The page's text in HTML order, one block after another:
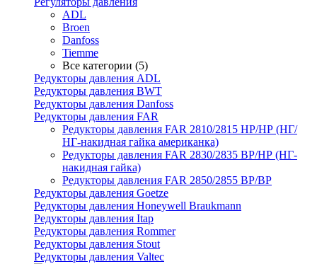
ADL
Broen
Danfoss
Tiemme
Все категории (5)
Редукторы давления ADL
Редукторы давления BWT
Редукторы давления Danfoss
Редукторы давления FAR
Редукторы давления FAR 2810/2815 НР/НР (НГ/
НГ-накидная гайка американка)
Редукторы давления FAR 2830/2835 ВР/НР (НГ-
накидная гайка)
Редукторы давления FAR 2850/2855 ВР/ВР
Редукторы давления Goetze
Редукторы давления Honeywell Braukmann
Редукторы давления Itap
Редукторы давления Rommer
Редукторы давления Stout
Редукторы давления Valtec